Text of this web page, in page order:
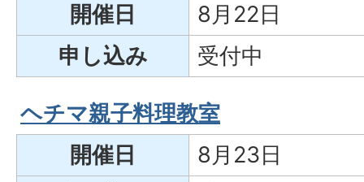
開催日
8月22日
申し込み
受付中
ヘチマ親子料理教室
開催日
8月23日